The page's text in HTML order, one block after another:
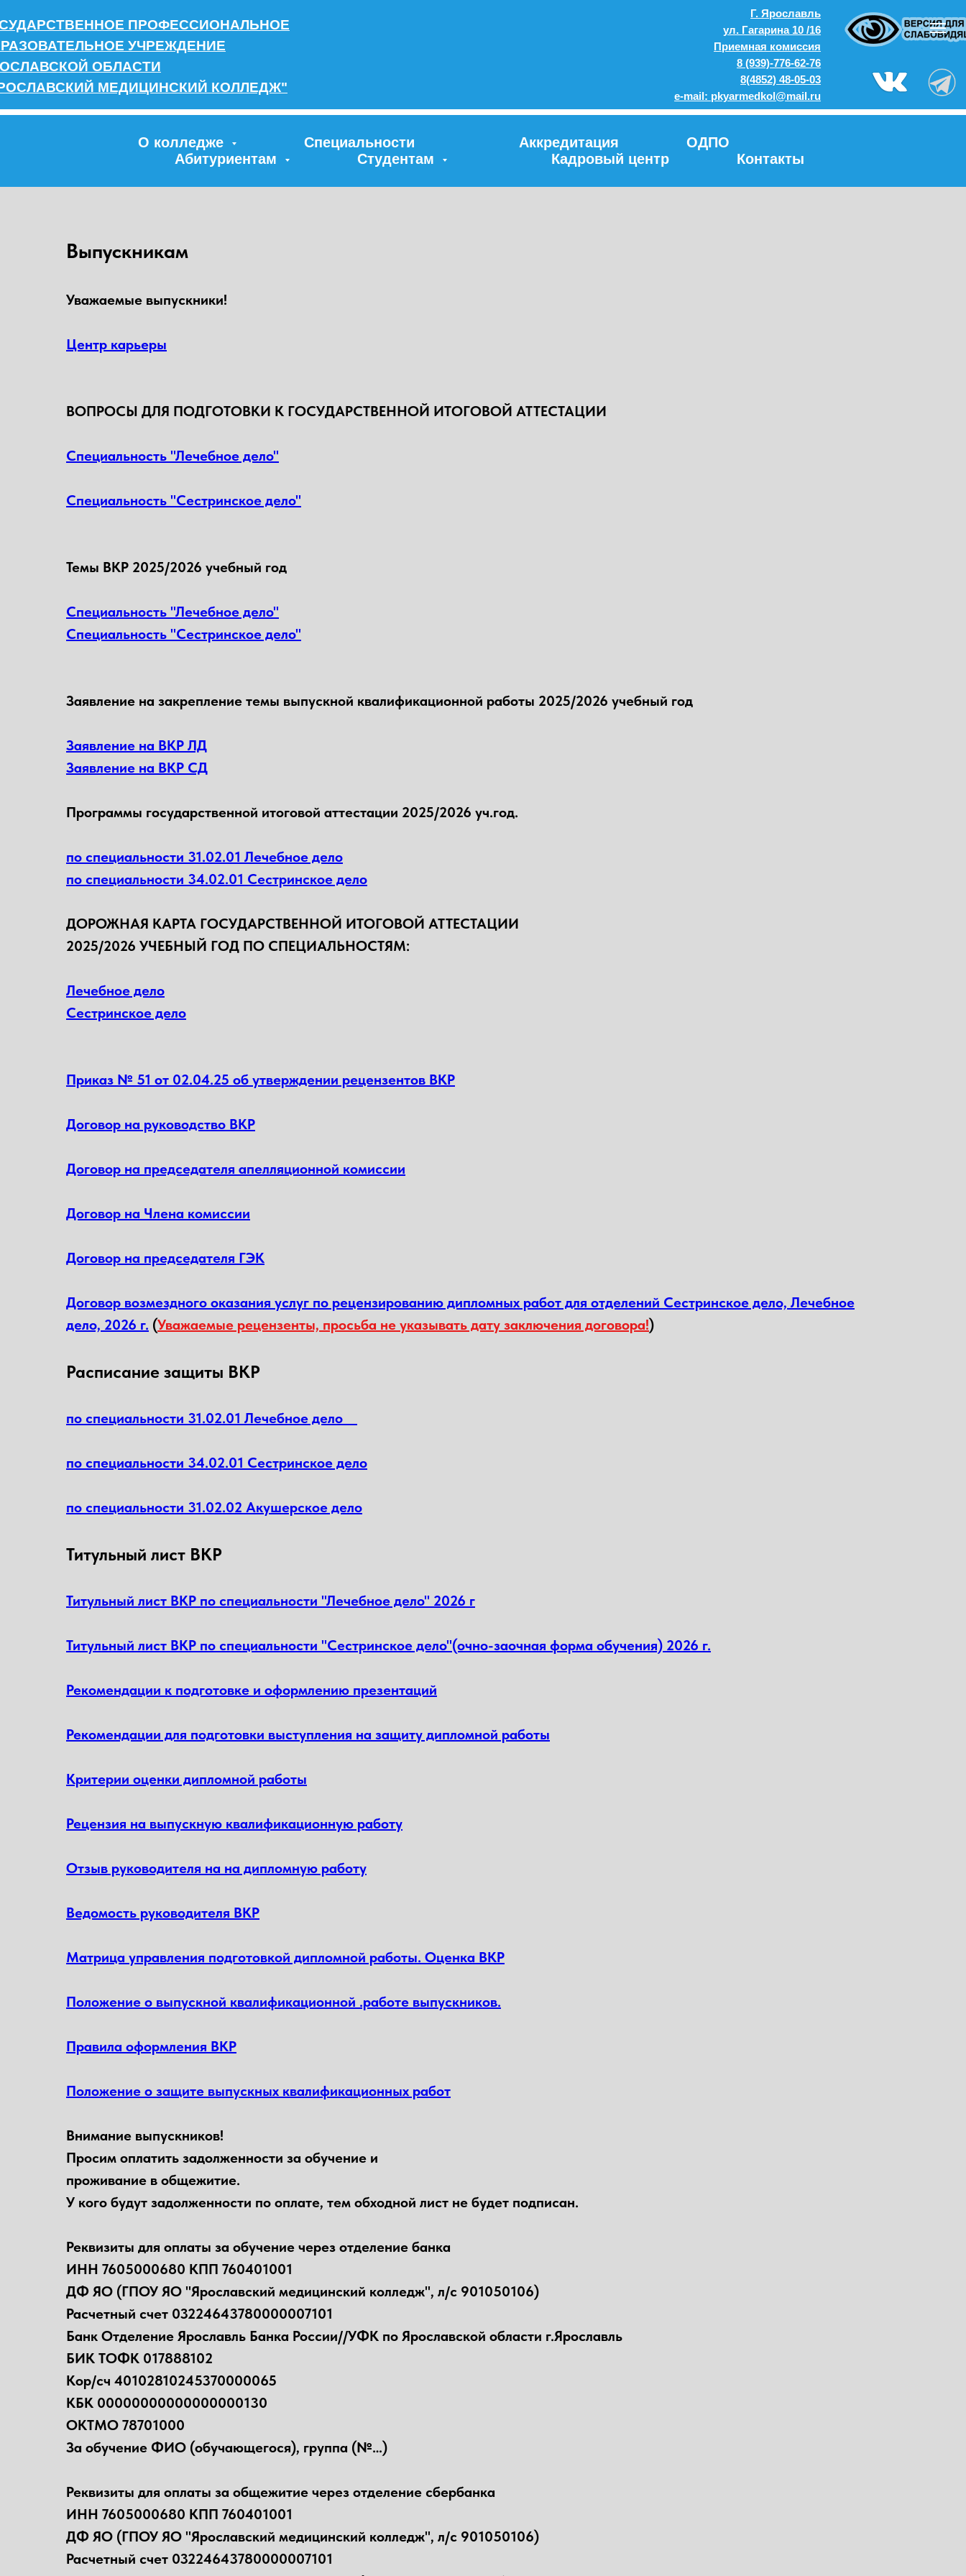
ПРОФЕССИОНАЛЬНОЕ
УЧРЕЖДЕНИЕ
ОБЛАСТИ
МЕДИЦИНСКИЙ КОЛЛЕДЖ"
Г. Ярославль
ул. Гагарина 10 /16
Приемная комиссия
8 (939)-776-62-76
8(4852) 48-05-03
e-mail: pkyarmedkol@mail.ru
О колледже
Специальности
Абитуриентам
Студентам
Аккредитация
ОДПО
Кадровый центр
Контакты
Выпускникам
Уважаемые выпускники!
Центр карьеры
ВОПРОСЫ ДЛЯ ПОДГОТОВКИ К ГОСУДАРСТВЕННОЙ ИТОГОВОЙ АТТЕСТАЦИИ
Специальность "Лечебное дело"
Специальность "Сестринское дело"
Темы ВКР 2025/2026 учебный год
Специальность "Лечебное дело"
Специальность "Сестринское дело"
Заявление на закрепление темы выпускной квалификационной работы 2025/2026 учебный год
Заявление на ВКР ЛД
Заявление на ВКР СД
Программы государственной итоговой аттестации 2025/2026 уч.год.
по специальности 31.02.01 Лечебное дело
по специальности 34.02.01 Сестринское дело
ДОРОЖНАЯ КАРТА ГОСУДАРСТВЕННОЙ ИТОГОВОЙ АТТЕСТАЦИИ
2025/2026 УЧЕБНЫЙ ГОД ПО СПЕЦИАЛЬНОСТЯМ:
Лечебное дело
Сестринское дело
Приказ № 51 от 02.04.25 об утверждении рецензентов ВКР
Договор на руководство ВКР
Договор на председателя апелляционной комиссии
Договор на Члена комиссии
Договор на председателя ГЭК
Договор возмездного оказания услуг по рецензированию дипломных работ для отделений Сестринское дело, Лечебное
дело, 2026 г. (Уважаемые рецензенты, просьба не указывать дату заключения договора!)
Расписание защиты ВКР
по специальности 31.02.01 Лечебное дело
по специальности 34.02.01 Сестринское дело
по специальности 31.02.02 Акушерское дело
Титульный лист ВКР
Титульный лист ВКР по специальности "Лечебное дело" 2026 г
Титульный лист ВКР по специальности "Сестринское дело"(очно-заочная форма обучения) 2026 г.
Рекомендации к подготовке и оформлению презентаций
Рекомендации для подготовки выступления на защиту дипломной работы
Критерии оценки дипломной работы
Рецензия на выпускную квалификационную работу
Отзыв руководителя на на дипломную работу
Ведомость руководителя ВКР
Матрица управления подготовкой дипломной работы. Оценка ВКР
Положение о выпускной квалификационной .работе выпускников.
Правила оформления ВКР
Положение о защите выпускных квалификационных работ
Внимание выпускников!
Просим оплатить задолженности за обучение и
проживание в общежитие.
У кого будут задолженности по оплате, тем обходной лист не будет подписан.
Реквизиты для оплаты за обучение через отделение банка
ИНН 7605000680 КПП 760401001
ДФ ЯО (ГПОУ ЯО "Ярославский медицинский колледж", л/с 901050106)
Расчетный счет 03224643780000007101
Банк Отделение Ярославль Банка России//УФК по Ярославской области г.Ярославль
БИК ТОФК 017888102
Кор/сч 40102810245370000065
КБК 00000000000000000130
ОКТМО 78701000
За обучение ФИО (обучающегося), группа (№…)
Реквизиты для оплаты за общежитие через отделение сбербанка
ИНН 7605000680 КПП 760401001
ДФ ЯО (ГПОУ ЯО "Ярославский медицинский колледж", л/с 901050106)
Расчетный счет 03224643780000007101